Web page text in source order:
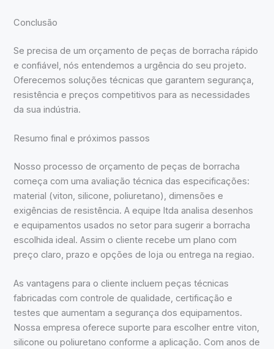
Conclusão
Se precisa de um orçamento de peças de borracha rápido
e confiável, nós entendemos a urgência do seu projeto.
Oferecemos soluções técnicas que garantem segurança,
resistência e preços competitivos para as necessidades
da sua indústria.
Resumo final e próximos passos
Nosso processo de orçamento de peças de borracha
começa com uma avaliação técnica das especificações:
material (viton, silicone, poliuretano), dimensões e
exigências de resistência. A equipe ltda analisa desenhos
e equipamentos usados no setor para sugerir a borracha
escolhida ideal. Assim o cliente recebe um plano com
preço claro, prazo e opções de loja ou entrega na regiao.
As vantagens para o cliente incluem peças técnicas
fabricadas com controle de qualidade, certificação e
testes que aumentam a segurança dos equipamentos.
Nossa empresa oferece suporte para escolher entre viton,
silicone ou poliuretano conforme a aplicação. Com anos de